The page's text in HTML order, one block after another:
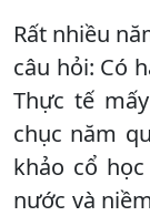
Rất nhiều
câu hỏi: Có
Thực tế
chục năm
khảo cổ
nước và